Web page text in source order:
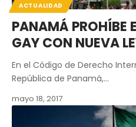
ACTUALIDAD
PANAMÁ PROHÍBE
GAY CON NUEVA
En el Código de Derecho
República de Panamá,…
mayo 18, 2017